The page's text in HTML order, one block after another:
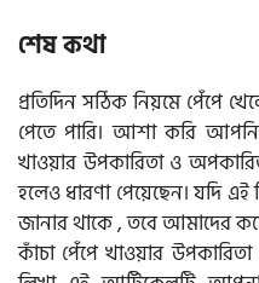
শেষ কথা
প্রতিদিন সঠিক নিয়মে পেঁপে
পেতে পারি। আশা করি
খাওয়ার উপকারিতা ও
হলেও ধারণা পেয়েছেন। যদি
জানার থাকে , তবে আমাদের
কাঁচা পেঁপে খাওয়ার